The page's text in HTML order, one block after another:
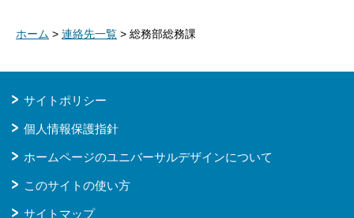
ホーム > 連絡先一覧 > 総務部総務課
サイトポリシー
個人情報保護指針
ホームページのユニバーサルデザインについて
このサイトの使い方
サイトマップ